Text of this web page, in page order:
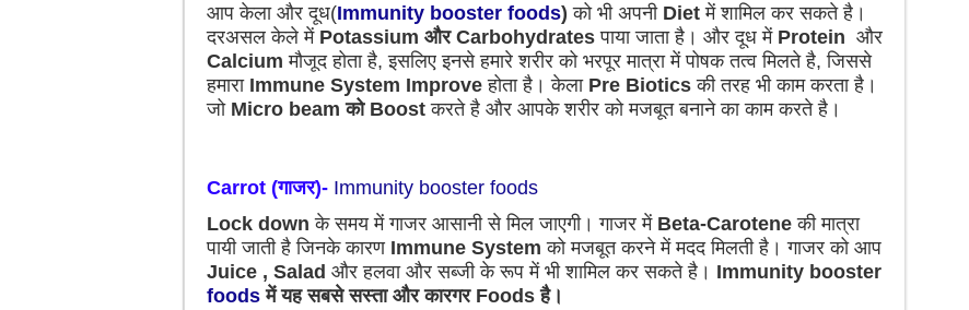
आप केला और दूध(Immunity booster foods) को भी अपनी Dietमें शामिल कर सकते है।
दरअसल केले में Potassium और Carbohydrates पाया जाता है। और दूध में Protein और
Calcium मौजूद होता है, इसलिए इनसे हमारे शरीर को भरपूर मात्रा में पोषक तत्व मिलते है, जिससे
हमारा Immune System Improve होता है। केला Pre Biotics की तरह भी काम करता है।
जो Micro beam को Boost करते है और आपके शरीर को मजबूत बनाने का काम करते है।
Carrot (गाजर)- Immunity booster foods
Lock down के समय में गाजर आसानी से मिल जाएगी। गाजर में Beta-Carotene की मात्रा
पायी जाती है जिनके कारण Immune System को मजबूत करने में मदद मिलती है। गाजर को आप
Juice , Salad और हलवा और सब्जी के रूप में भी शामिल कर सकते है। Immunity booster
foods में यह सबसे सस्ता और कारगर Foods है।